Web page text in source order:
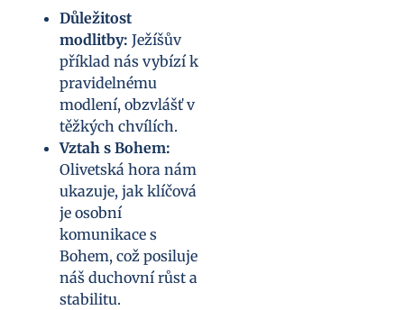
Důležitost
modlitby: Ježíšův
příklad nás vybízí k
pravidelnému
modlení, obzvlášť v
těžkých chvílích.
Vztah s Bohem:
Olivetská hora nám
ukazuje, jak klíčová
je osobní
komunikace s
Bohem, což posiluje
náš duchovní růst a
stabilitu.